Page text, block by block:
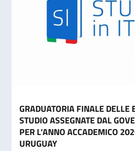
GRADUATORIA FINALE DELLE
STUDIO ASSEGNATE DAL
PER L’ANNO ACCADEMICO
URUGUAY